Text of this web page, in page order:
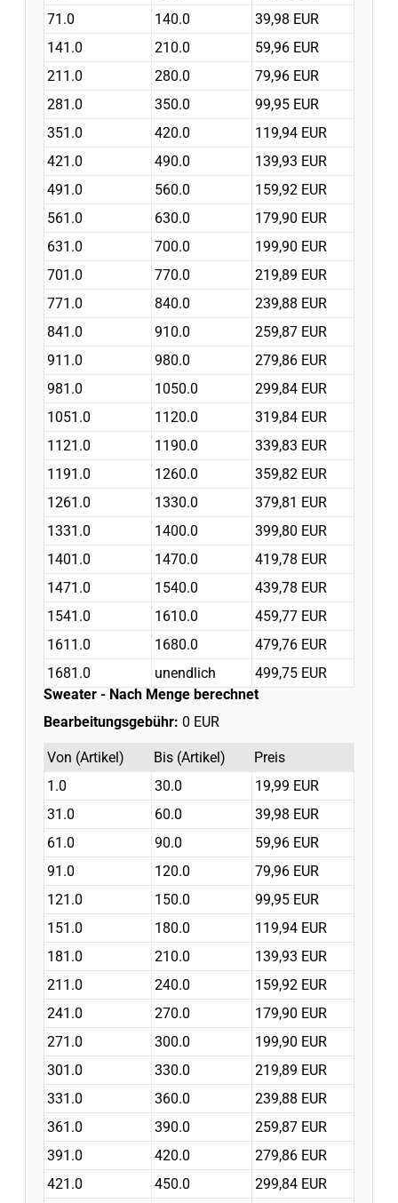
71.0
140.0
39,98 EUR
141.0
210.0
59,96 EUR
211.0
280.0
79,96 EUR
281.0
350.0
99,95 EUR
351.0
420.0
119,94 EUR
421.0
490.0
139,93 EUR
491.0
560.0
159,92 EUR
561.0
630.0
179,90 EUR
631.0
700.0
199,90 EUR
701.0
770.0
219,89 EUR
771.0
840.0
239,88 EUR
841.0
910.0
259,87 EUR
911.0
980.0
279,86 EUR
981.0
1050.0
299,84 EUR
1051.0
1120.0
319,84 EUR
1121.0
1190.0
339,83 EUR
1191.0
1260.0
359,82 EUR
1261.0
1330.0
379,81 EUR
1331.0
1400.0
399,80 EUR
1401.0
1470.0
419,78 EUR
1471.0
1540.0
439,78 EUR
1541.0
1610.0
459,77 EUR
1611.0
1680.0
479,76 EUR
1681.0
unendlich
499,75 EUR
Sweater - Nach Menge berechnet
Bearbeitungsgebühr: 0 EUR
Von (Artikel) Bis (Artikel)
Preis
1.0
30.0
19,99 EUR
31.0
60.0
39,98 EUR
61.0
90.0
59,96 EUR
91.0
120.0
79,96 EUR
121.0
150.0
99,95 EUR
151.0
180.0
119,94 EUR
181.0
210.0
139,93 EUR
211.0
240.0
159,92 EUR
241.0
270.0
179,90 EUR
271.0
300.0
199,90 EUR
301.0
330.0
219,89 EUR
331.0
360.0
239,88 EUR
361.0
390.0
259,87 EUR
391.0
420.0
279,86 EUR
421.0
450.0
299,84 EUR